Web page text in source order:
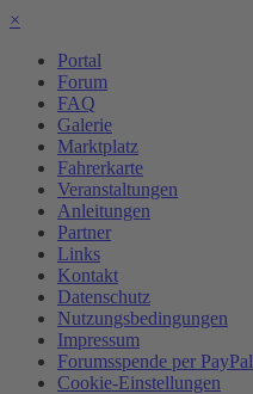
×
Portal
Forum
FAQ
Galerie
Marktplatz
Fahrerkarte
Veranstaltungen
Anleitungen
Partner
Links
Kontakt
Datenschutz
Nutzungsbedingungen
Impressum
Forumsspende per PayPal
Cookie-Einstellungen